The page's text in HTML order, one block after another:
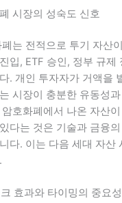
시장의 성숙도 신호
는 전적으로 투기 자산
입, ETF 승인, 정부 규제
. 개인 투자자가 거액을
시장이 충분한 유동성
호화폐에서 나온 자산
다는 것은 기술과 금융
다. 이는 다음 세대 자산
효과와 타이밍의 중요성